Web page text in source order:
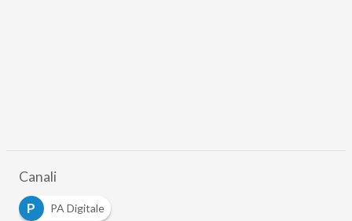
Canali
P
PA Digitale